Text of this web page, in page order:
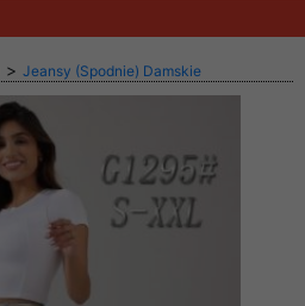
> Jeansy (Spodnie) Damskie